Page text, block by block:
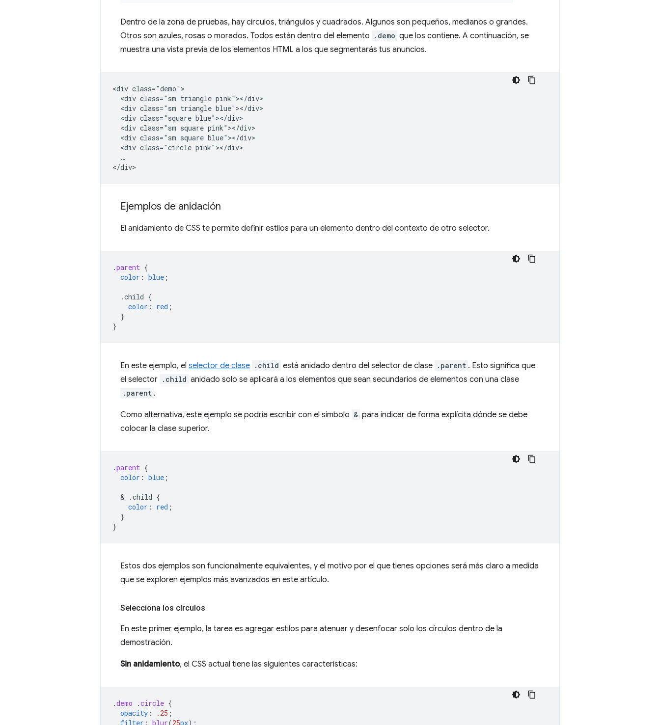
Dentro de la zona de pruebas, hay círculos, triángulos y cuadrados. Algunos son pequeños, medianos o grandes.
Otros son azules, rosas o morados. Todos están dentro del elemento
.demo que los contiene. A continuación, se
muestra una vista previa de los elementos HTML a los que segmentarás tus anuncios.
<div class="demo">
  <div class="sm triangle pink"></div>
  <div class="sm triangle blue"></div>
  <div class="square blue"></div>
  <div class="sm square pink"></div>
  <div class="sm square blue"></div>
  <div class="circle pink"></div>
  …
Ejemplos de anidación
El anidamiento de CSS te permite definir estilos para un elemento dentro del contexto de otro selector.
.parent {
color : blue ;
.child {
color : red ;
}
}
En este ejemplo, el selector de clase .child está anidado dentro del selector de clase .parent . Esto significa que
el selector .child anidado solo se aplicará a los elementos que sean secundarios de elementos con una clase
.parent .
Como alternativa, este ejemplo se podría escribir con el símbolo & para indicar de forma explícita dónde se debe
colocar la clase superior.
.parent {
color : blue ;
  &
.child {
color : red ;
}
}
Estos dos ejemplos son funcionalmente equivalentes, y el motivo por el que tienes opciones será más claro a medida
que se exploren ejemplos más avanzados en este artículo.
Selecciona los círculos
En este primer ejemplo, la tarea es agregar estilos para atenuar y desenfocar solo los círculos dentro de la
demostración.
Sin anidamiento, el CSS actual tiene las siguientes características:
.demo .circle {
opacity : .25 ;
filter : blur(25px);